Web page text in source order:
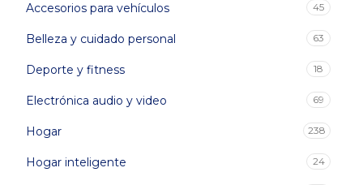
Accesorios para vehículos 45
Belleza y cuidado personal 63
Deporte y fitness 18
Electrónica audio y video 69
Hogar 238
Hogar inteligente 24